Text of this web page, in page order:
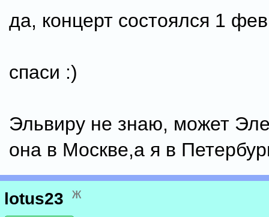
да, концерт состоялся 1
спаси :)
Эльвиру не знаю, может
она в Москве,а я в
lotus23 ж